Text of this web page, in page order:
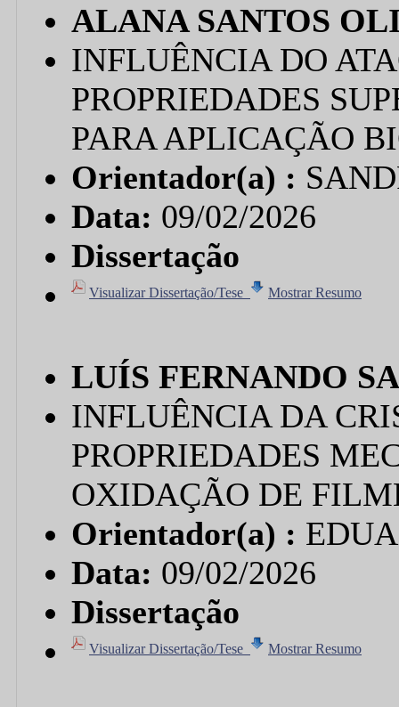
ALANA SANTOS
INFLUÊNCIA DO
PROPRIEDADES
PARA APLICAÇÃO
Orientador(a) :
Data: 09/02/2026
Dissertação
Visualizar Dissertação/Tese Mostrar Resumo
LUÍS FERNANDO
INFLUÊNCIA DA
PROPRIEDADES
OXIDAÇÃO DE
Orientador(a) :
Data: 09/02/2026
Dissertação
Visualizar Dissertação/Tese Mostrar Resumo